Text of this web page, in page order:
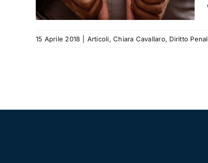
15 Aprile 2018 Articoli,Chiara Cavallaro, Diritto